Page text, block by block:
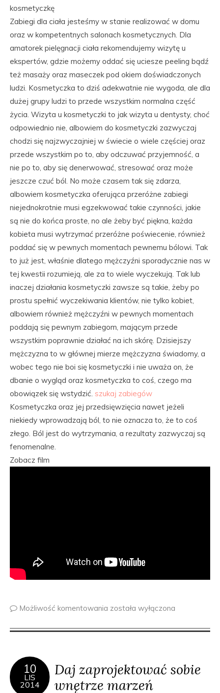
kosmetyczkę
Zabiegi dla ciała jesteśmy w stanie realizować w domu
oraz w kompetentnych salonach kosmetycznych. Dla
amatorek pielęgnacji ciała rekomendujemy wizytę u
ekspertów, gdzie możemy oddać się uciesze peeling bądź
też masaży oraz maseczek pod okiem doświadczonych
ludzi. Kosmetyczka to dziś adekwatnie nie wygoda, ale dla
dużej grupy ludzi to przede wszystkim normalna część
życia. Wizyta u kosmetyczki to jak wizyta u dentysty, choć
odpowiednio nie, albowiem do kosmetyczki zazwyczaj
chodzi się najzwyczajniej w świecie o wiele częściej oraz
przede wszystkim po to, aby odczuwać przyjemność, a
nie po to, aby się denerwować, stresować oraz może
jeszcze czuć ból. No może czasem tak się zdarza,
albowiem kosmetyczka oferująca przeróżne zabiegi
niejednokrotnie musi egzekwować takie czynności, jakie
są nie do końca proste, no ale żeby być piękna, każda
kobieta musi wytrzymać przeróżne poświecenie, również
poddać się w pewnych momentach pewnemu bólowi. Tak
to już jest, właśnie dlatego mężczyźni sporadycznie nas w
tej kwestii rozumieją, ale za to wiele wyczekują. Tak lub
inaczej działania kosmetyczki zawsze są takie, żeby po
prostu spełnić wyczekiwania klientów, nie tylko kobiet,
albowiem również mężczyźni w pewnych momentach
poddają się pewnym zabiegom, mającym przede
wszystkim poprawnie działać na ich skórę. Dzisiejszy
mężczyzna to w głównej mierze mężczyzna świadomy, a
wobec tego nie boi się kosmetyczki i nie uważa on, że
dbanie o wygląd oraz kosmetyczka to coś, czego ma
obowiązek się wstydzić. szukaj zabiegów
Kosmetyczka oraz jej przedsięwzięcia nawet jeżeli
niekiedy wprowadzają ból, to nie oznacza to, że to coś
złego. Ból jest do wytrzymania, a rezultaty zazwyczaj są
fenomenalne.
Zobacz film
Możliwość komentowania została wyłączona
10
LIS
2014
Daj zaprojektować sobie
wnętrze marzeń